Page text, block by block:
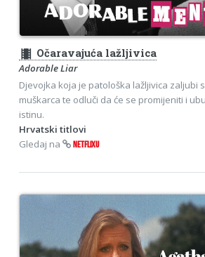
theaters Očaravajuća lažljivica
Adorable Liar
Djevojka koja je patološka lažljivica zaljubi
muškarca te odluči da će se promijeniti i
istinu.
Hrvatski titlovi
Gledaj na
NETFLIXU